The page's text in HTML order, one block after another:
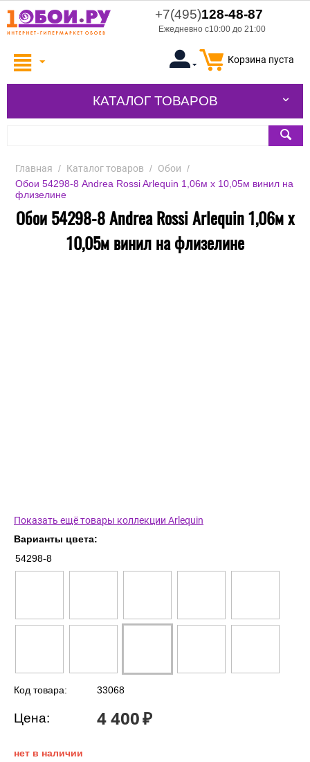
+7(495)128-48-87
Ежедневно с10:00 до 21:00
Корзина пуста
КАТАЛОГ ТОВАРОВ
Главная / Каталог товаров / Обои /
Обои 54298-8 Andrea Rossi Arlequin 1,06м х 10,05м винил на
флизелине
Обои 54298-8 Andrea Rossi Arlequin 1,06м х
10,05м винил на флизелине
Показать ещё товары коллекции Arlequin
Варианты цвета:
54298-8
Код товара: 33068
Цена: 4 400₽
нет в наличии